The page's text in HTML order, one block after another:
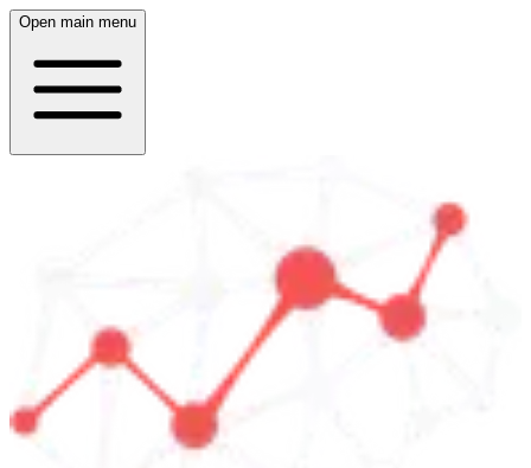
Open main menu